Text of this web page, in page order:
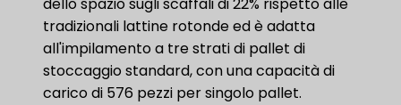
tradizionali lattine rotonde ed è adatta
all'impilamento a tre strati di pallet di
stoccaggio standard, con una capacità di
carico di 576 pezzi per singolo pallet.